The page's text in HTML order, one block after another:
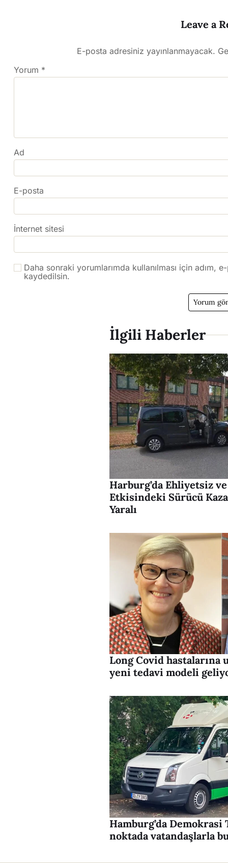
Leave a
E-posta adresiniz yayınlanmayacak.
Yorum *
Ad
E-posta
İnternet sitesi
Daha sonraki yorumlarımda kullanılması için adım,
kaydedilsin.
İlgili Haberler
Harburg’da Ehliyetsiz
Etkisindeki Sürücü
Yaralı
Long Covid hastalarına
yeni tedavi modeli
Hamburg’da Demokrasi
noktada vatandaşlarla